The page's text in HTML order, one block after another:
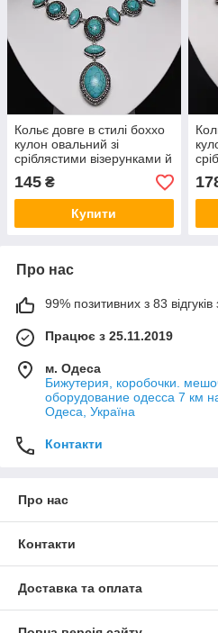
Кольє довге в стилі боххо
кулон овальний зі
сріблястими візерунками й
елементами камінці з
бірюзи довжина 65 см
145 ₴
Купити
Про нас
99% позитивних з 83 відгуків
Працює з 25.11.2019
м. Одеса
Бижутерия, коробочки.
оборудование одесса 7 км
Одеса, Україна
Контакти
Про нас
Контакти
Доставка та оплата